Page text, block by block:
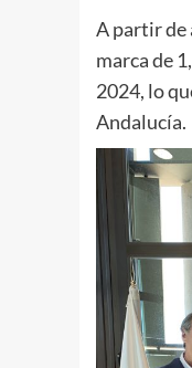
A partir de
marca de
2024, lo
Andalucía.